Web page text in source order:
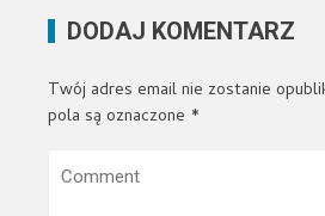
DODAJ KOMENTARZ
Twój adres email nie zostanie
pola są oznaczone *